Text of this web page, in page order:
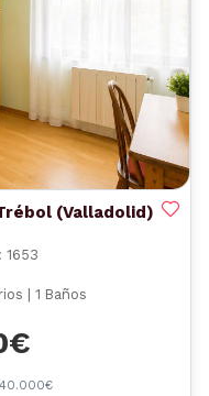
(Valladolid)
1653
| 1 Baños